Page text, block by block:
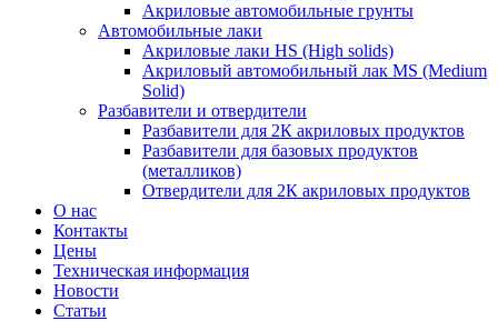
Акриловые автомобильные грунты
Автомобильные лаки
Акриловые лаки HS (High solids)
Акриловый автомобильный лак MS (Medium
Solid)
Разбавители и отвердители
Разбавители для 2К акриловых продуктов
Разбавители для базовых продуктов
(металликов)
Отвердители для 2К акриловых продуктов
О нас
Контакты
Цены
Техническая информация
Новости
Статьи